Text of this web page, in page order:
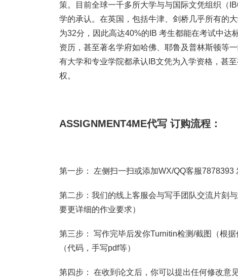
策。目前全球一千多所大学与与国际文凭组织（
学的承认。在英国，包括牛津、剑桥几乎所有的
为32分，因此高达40%的IB 考生都能在考试中达
资历，甚至著名学府如哈佛、耶鲁及普林斯顿等
有大学和专业学院都承认IB文凭为入学资格，甚
权。
ASSIGNMENT4ME代写 订购流程：
第一步： 左侧扫一扫或添加WX/QQ客服7878393
第二步：我们的线上客服会与写手团队交流片刻
要更详细的作业要求）
第三步： 写作完毕后发你Turnitin检测/截图（根
（代码，手写pdf等）
第四步： 在收到论文后，你可以提出任何修改意